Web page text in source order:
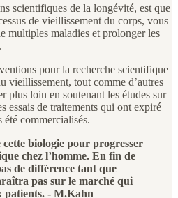
scientifiques de la longévité, est que
de vieillissement du corps, vous
multiples maladies et prolonger les
pour la recherche scientifique
vieillissement, tout comme d’autres
plus loin en soutenant les études sur
essais de traitements qui ont expiré
commercialisés.
biologie pour progresser
chez l’homme. En fin de
de différence tant que
pas sur le marché qui
patients. - M.Kahn